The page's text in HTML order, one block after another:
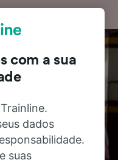
com a sua
dados
suas